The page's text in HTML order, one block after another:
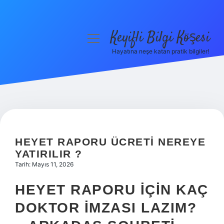
Hakkımızda
menüyüKeyifli Bilgi Köşesi
Hayatına neşe katan pratik bilgiler!
HEYET RAPORU ÜCRETI NEREYE
YATIRILIR ?
Tarih: Mayıs 11, 2026
HEYET RAPORU İÇIN KAÇ
DOKTOR İMZASI LAZIM?